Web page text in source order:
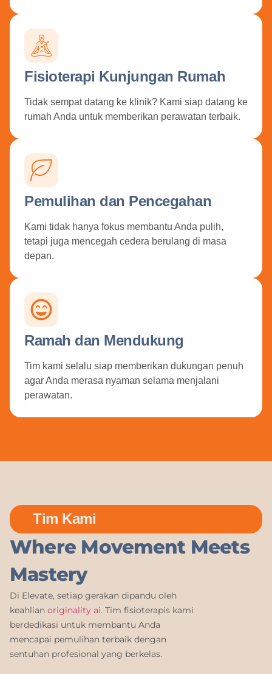
Fisioterapi Kunjungan Rumah
Tidak sempat datang ke klinik? Kami siap datang ke
rumah Anda untuk memberikan perawatan terbaik.
Pemulihan dan Pencegahan
Kami tidak hanya fokus membantu Anda pulih,
tetapi juga mencegah cedera berulang di masa
depan.
Ramah dan Mendukung
Tim kami selalu siap memberikan dukungan penuh
agar Anda merasa nyaman selama menjalani
perawatan.
Tim Kami
Where Movement Meets
Mastery
Di Elevate, setiap gerakan dipandu oleh
keahlian originality ai. Tim fisioterapis kami
berdedikasi untuk membantu Anda
mencapai pemulihan terbaik dengan
sentuhan profesional yang berkelas.